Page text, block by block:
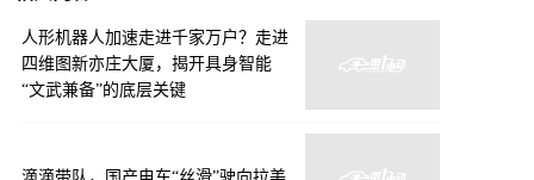
人形机器人加速走进千家万户？走进
四维图新亦庄大厦，揭开具身智能
“文武兼备”的底层关键